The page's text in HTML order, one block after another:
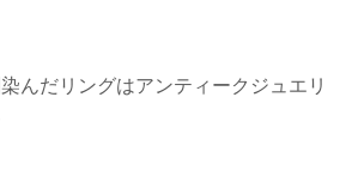
んだリングはアンティークジュエリ